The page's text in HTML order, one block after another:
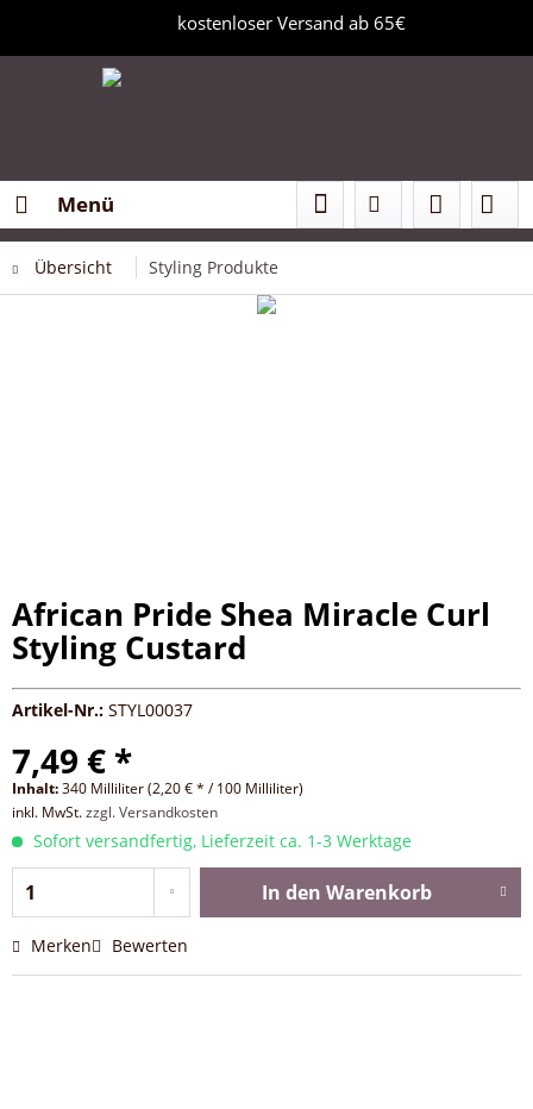
kostenloser Versand ab 65€
Menü
Übersicht Styling Produkte
African Pride Shea Miracle Curl
Styling Custard
Artikel-Nr.: STYL00037
7,49 € *
Inhalt:340 Milliliter (2,20 € * / 100 Milliliter)
inkl. MwSt.zzgl. Versandkosten
Sofort versandfertig, Lieferzeit ca. 1-3 Werktage
In den Warenkorb
Merken Bewerten